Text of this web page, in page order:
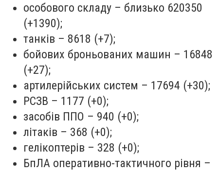
особового складу – близько 620350
(+1390);
танків – 8618 (+7);
бойових броньованих машин – 16848
(+27);
артилерійських систем – 17694 (+30);
РСЗВ – 1177 (+0);
засобів ППО – 940 (+0);
літаків – 368 (+0);
гелікоптерів – 328 (+0);
БпЛА оперативно-тактичного рівня –